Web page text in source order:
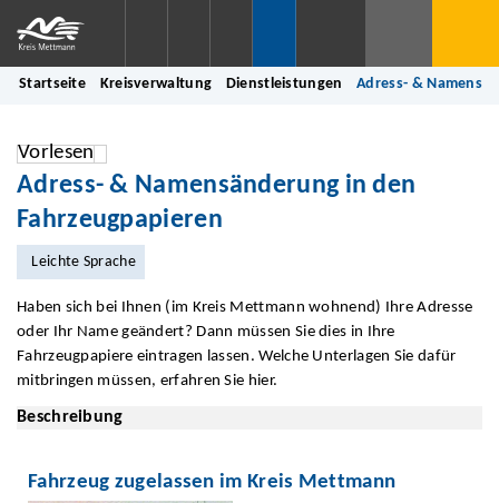
Startseite Kreisverwaltung Dienstleistungen Adress- &
Vorlesen
Adress- & Namensänderung in den
Fahrzeugpapieren
Leichte Sprache
Haben sich bei Ihnen (im Kreis Mettmann wohnend) Ihre Adresse
oder Ihr Name geändert? Dann müssen Sie dies in Ihre
Fahrzeugpapiere eintragen lassen. Welche Unterlagen Sie dafür
mitbringen müssen, erfahren Sie hier.
Beschreibung
Fahrzeug zugelassen im Kreis Mettmann